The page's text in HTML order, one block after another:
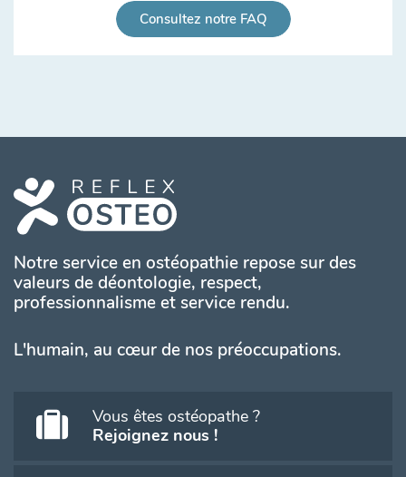
Consultez notre FAQ
Notre service en ostéopathie repose sur des
valeurs de déontologie, respect,
professionnalisme et service rendu.
L'humain, au cœur de nos préoccupations.
Vous êtes ostéopathe ?
Rejoignez nous !